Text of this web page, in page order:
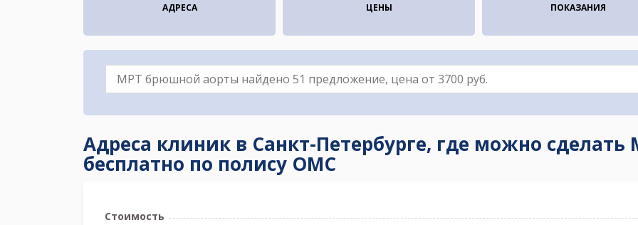
АДРЕСА ЦЕНЫ ПОКАЗАНИЯ
Адреса клиник в Санкт-Петербурге, где можно
бесплатно по полису ОМС
Стоимость